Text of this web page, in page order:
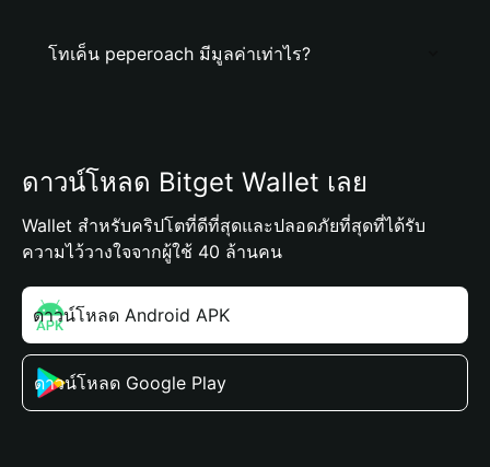
โทเค็น peperoach มีมูลค่าเท่าไร?
ดาวน์โหลด Bitget Wallet เลย
Wallet สำหรับคริปโตที่ดีที่สุดและปลอดภัยที่สุดที่ได้รับ
ความไว้วางใจจากผู้ใช้ 40 ล้านคน
ดาวน์โหลด Android APK
ดาวน์โหลด Google Play